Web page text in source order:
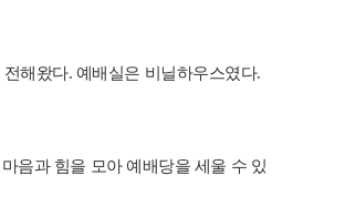
전해왔다. 예배실은 비닐하우스였다.
마음과 힘을 모아 예배당을 세울 수 있도록